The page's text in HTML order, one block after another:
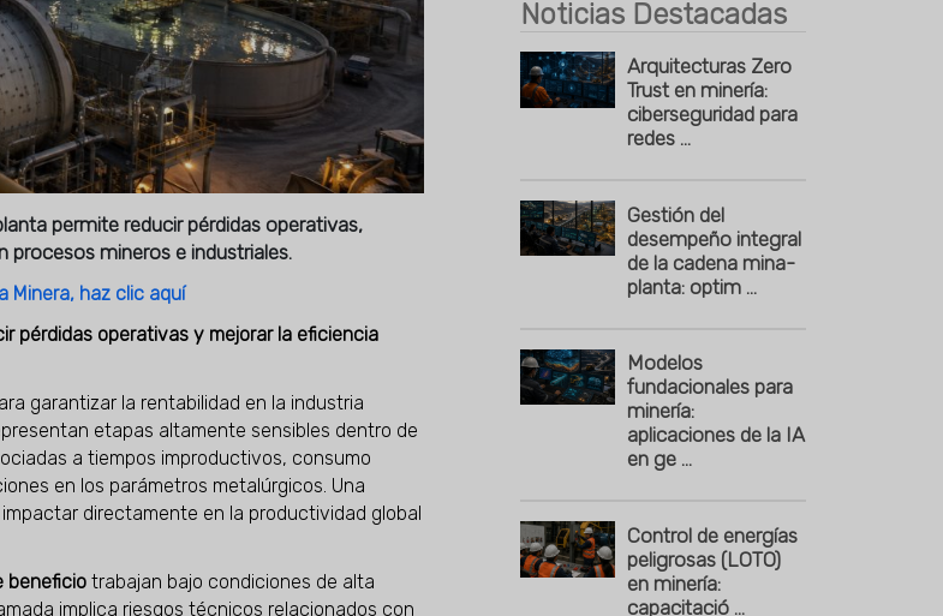
permite reducir pérdidas operativas,
procesos mineros e industriales.
Minera, haz clic aquí
pérdidas operativas y mejorar la eficiencia
garantizar la rentabilidad en la industria
etapas altamente sensibles dentro de
a tiempos improductivos, consumo
en los parámetros metalúrgicos. Una
directamente en la productividad global
beneficio trabajan bajo condiciones de alta
implica riesgos técnicos relacionados con
Noticias Destacadas
Arquitecturas Zero
Trust en minería:
ciberseguridad para
redes ...
Gestión del
desempeño integral
de la cadena mina-
planta: optim ...
Modelos
fundacionales para
minería:
aplicaciones de la IA
en ge ...
Control de energías
peligrosas (LOTO)
en minería:
capacitació ...